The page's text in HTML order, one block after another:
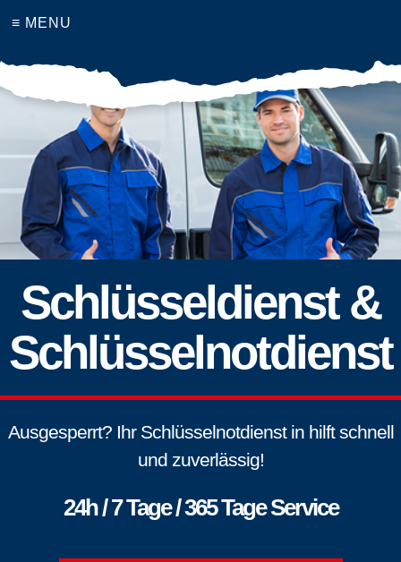
≡ MENU
Schlüsseldienst &
Schlüsselnotdienst
Ausgesperrt? Ihr Schlüsselnotdienst in hilft schnell
und zuverlässig!
24h / 7 Tage / 365 Tage Service